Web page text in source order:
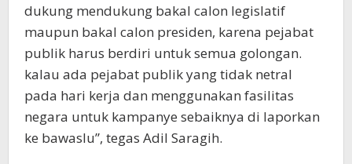
dukung mendukung bakal calon legislatif
maupun bakal calon presiden, karena pejabat
publik harus berdiri untuk semua golongan.
kalau ada pejabat publik yang tidak netral
pada hari kerja dan menggunakan fasilitas
negara untuk kampanye sebaiknya di laporkan
ke bawaslu”, tegas Adil Saragih.